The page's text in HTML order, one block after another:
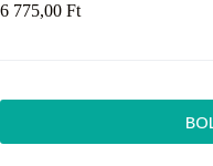
6 775,00 Ft